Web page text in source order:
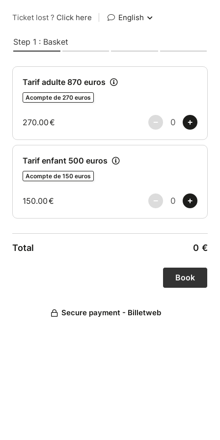
Ticket lost ? Click here English
Step 1 : Basket
Tarif adulte 870 euros
Acompte de 270 euros
270.00€
Tarif enfant 500 euros
Acompte de 150 euros
150.00€
Total 0 €
Secure payment - Billetweb